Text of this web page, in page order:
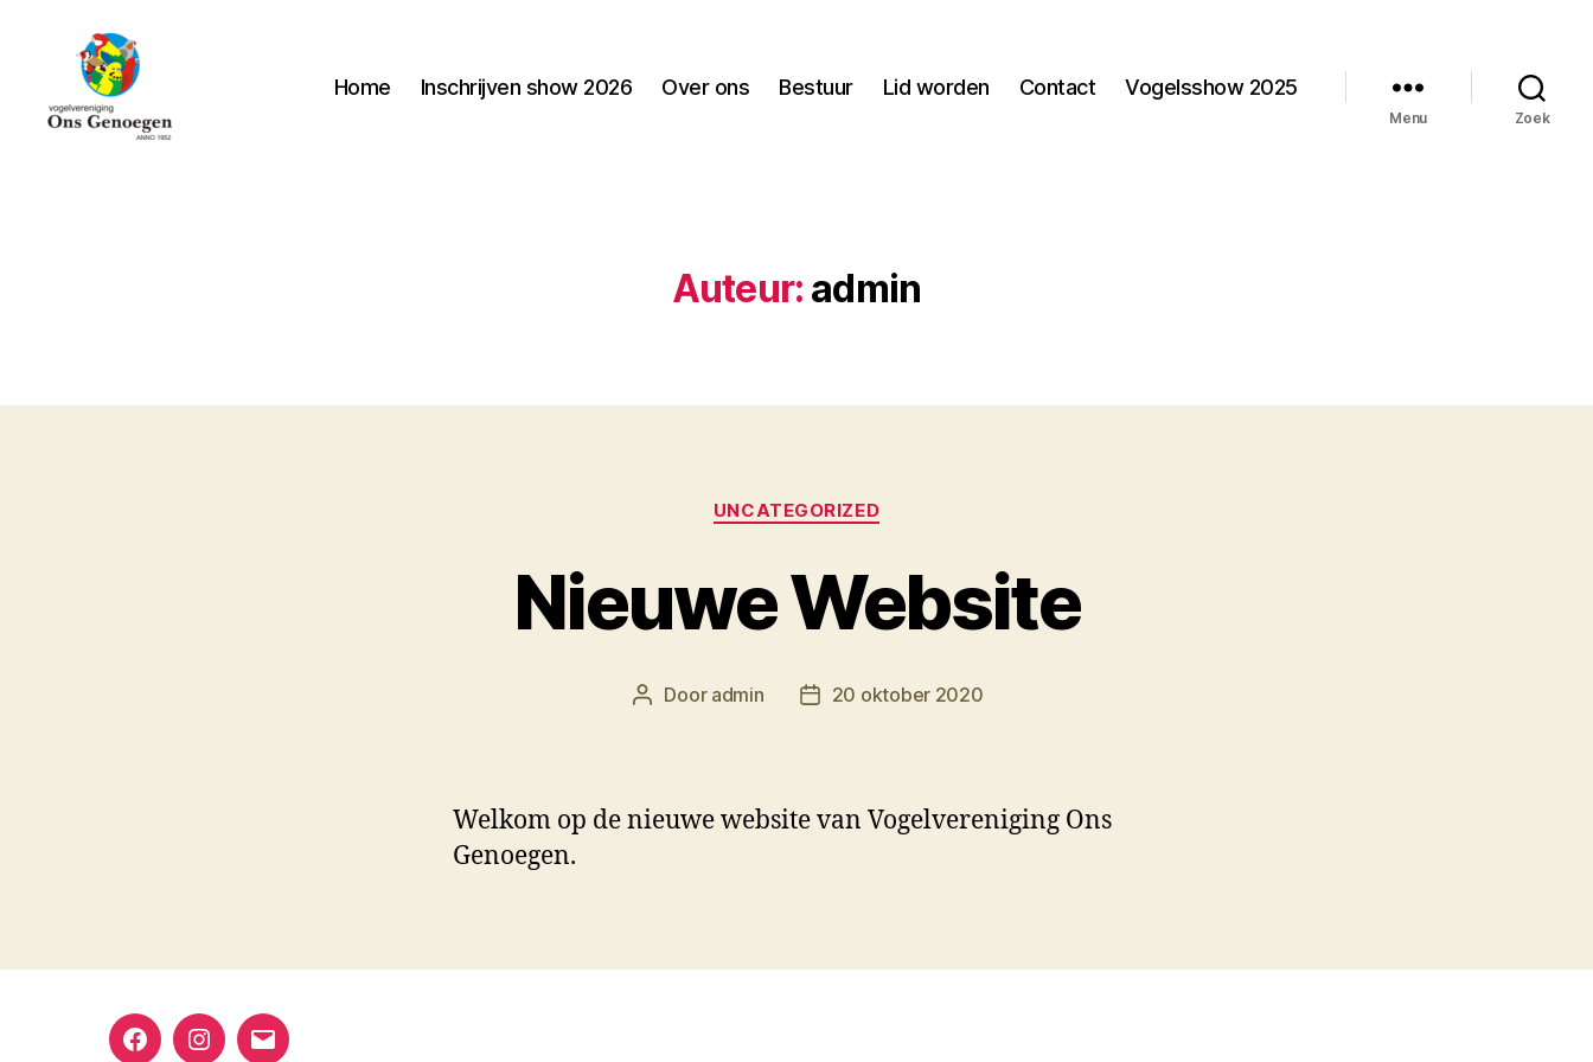
Home Inschrijven show 2026 Over ons Bestuur Lid worden Contact Vogelsshow 2025
Menu Zoek
Auteur: admin
Categorieën
UNCATEGORIZED
Nieuwe Website
Berichtauteur
Door admin Berichtdatum
20 oktober 2020
Welkom op de nieuwe website van Vogelvereniging Ons
Genoegen.
FacebookInstagram
E-